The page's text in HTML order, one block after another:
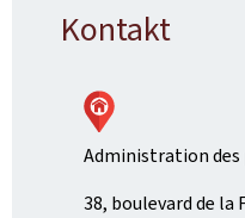
Kontakt
Administration des
ADRESSE
38, boulevard de la